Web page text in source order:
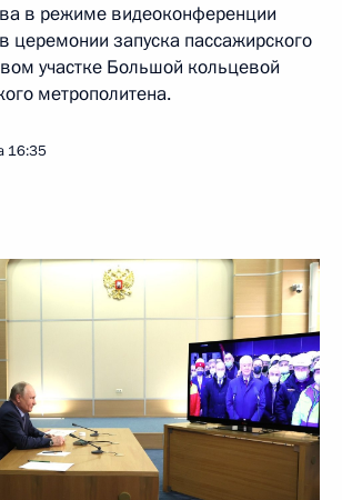
в режиме видеоконференции
церемонии запуска пассажирского
участке Большой кольцевой
метрополитена.
16:35